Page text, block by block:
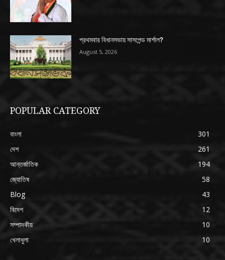
প্রথমবার বিধানসভায় সাসপেন্ড মার্শাল?
August 5, 2026
POPULAR CATEGORY
বাংলা
301
দেশ
261
আন্তর্জাতিক
194
জ্যোতিষ
58
Blog
43
বিদেশ
12
সম্পাদকীয়
10
খেলাধুলা
10